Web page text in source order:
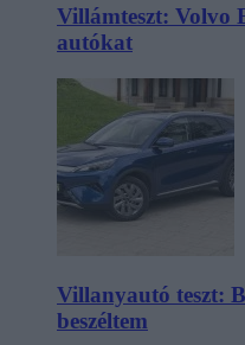
Villámteszt: Volvo
autókat
Villanyautó teszt:
beszéltem